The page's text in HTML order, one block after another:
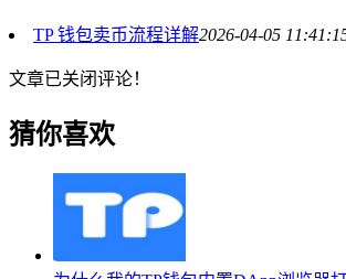
TP 钱包卖币流程详解2026-04-05
文章已关闭评论！
猜你喜欢